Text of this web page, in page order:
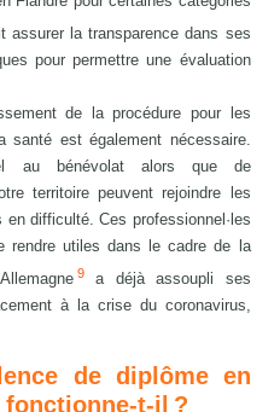
assurer la transparence dans ses
pour permettre une évaluation
de la procédure pour les
santé est également nécessaire.
au bénévolat alors que de
territoire peuvent rejoindre les
difficulté. Ces professionnel·les
rendre utiles dans le cadre de la
9
a déjà assoupli ses
à la crise du coronavirus,
de diplôme en
fonctionne-t-il ?